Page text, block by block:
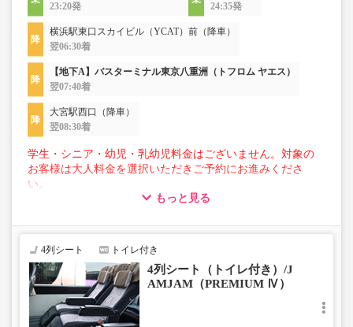
23:20発
24:35発
横浜駅東口スカイビル（YCAT）前（降車）
翌06:30着
【地下A】バスターミナル東京八重洲（トフロム ヤエス）
翌07:40着
大宮駅西口（降車）
翌08:30着
学生・シニア・幼児・乳幼児料金はございません。対象の
お客様は大人料金を選択いただきご予約にお進みくださ
い。
■トランクにてお預かりできる荷物
・3辺合計160cm以内、かつ10kg以下のものをおひとり様1
■お預かりできない荷物（貴重品以外は車内持ち込みも不
可）
楽器・自転車（折りたたみ含む）・ボード等の大きな荷
物、壊れ物、危険物、貴重品、ペット、
もっと見る
4列シート トイレ付き
4列シート（トイレ付き）/J
AMJAM（PREMIUM Ⅳ）